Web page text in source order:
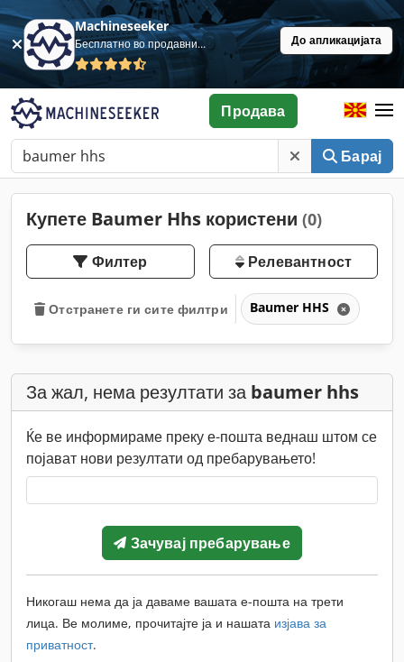
Machineseeker
Бесплатно во продавница До апликацијата
Барај
Продава
Купете Baumer Hhs користени (0)
Филтер Релевантност
Отстранете ги сите филтри Baumer HHS
За жал, нема резултати за baumer hhs
Ќе ве информираме преку е-пошта веднаш штом се
појават нови резултати од пребарувањето!
Зачувај пребарување
Никогаш нема да ја даваме вашата е-пошта на трети
лица. Ве молиме, прочитајте ја и нашата изјава за
приватност.